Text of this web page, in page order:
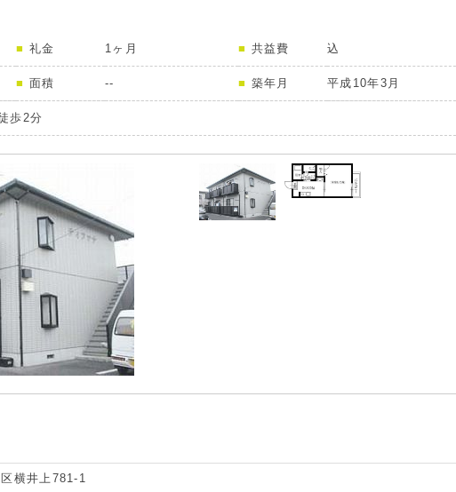
礼金 1ヶ月 共益費 込
面積 -- 築年月 平成10年3月
歩2分
横井上781-1